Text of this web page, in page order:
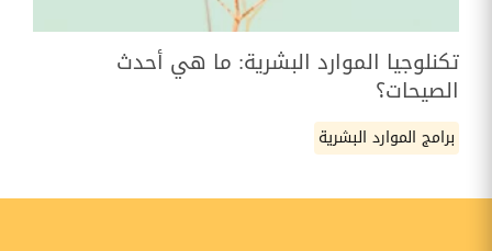
تكنلوجيا الموارد البشرية: ما هي أحدث
الصيحات؟
برامج الموارد البشرية